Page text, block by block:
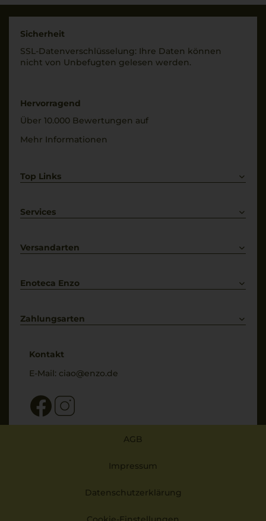
Trinktemperatur
8 °C
Alkoholgehalt
13,5 % Vol.
1,7 g/L
Füllmenge
3 L
trocken
Sicherheit
SSL-Daten­verschlüs­selung: Ihre Daten können
nicht von Unbe­fugten gelesen werden.
Hervorragend
Über 10.000 Bewertungen auf
Mehr Informationen
Top Links
Weißwein
Services
Kontakt
Versandarten
Enoteca Enzo
Bewertungs-Richtlinien
Zahlungsarten
Kontakt
E-Mail: ciao@enzo.de
AGB
Impressum
Datenschutzerklärung